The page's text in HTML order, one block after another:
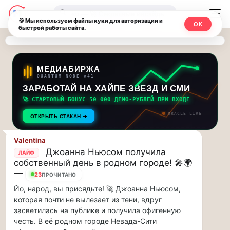
Последние
новости
и
обновления
потока:
Друзья,
приглашаем
на
музыкальную
прогулку
по
Москве
Чайковского!…
Друзья,
приглашаем
на
музыкальную
Москвичи.net
—
Главный
столичный
чат-
мессенджер,
новости
и
инсайды
Москвы
🔍
МЕДИАБИРЖА
QUANTUM NODE v41
ЗАРАБОТАЙ НА ХАЙПЕ ЗВЕЗД И СМИ
🚀 СТАРТОВЫЙ БОНУС 50 000 ДЕМО-РУБЛЕЙ ПРИ ВХОДЕ
ОТКРЫТЬ СТАКАН ➔ ORACLE LIVE
Valentina
ЛАЙФ
Джоанна Ньюсом получила
собственный день в родном городе! 🎤🌍
—
23ПРОЧИТАНО
Йо, народ, вы присядьте! 🚀 Джоанна Ньюсом,
которая почти не вылезает из тени, вдруг
засветилась на публике и получила офигенную
честь. В её родном городе Невада-Сити
🍪 Мы используем файлы куки для авторизации и
быстрой работы сайта.
ОК